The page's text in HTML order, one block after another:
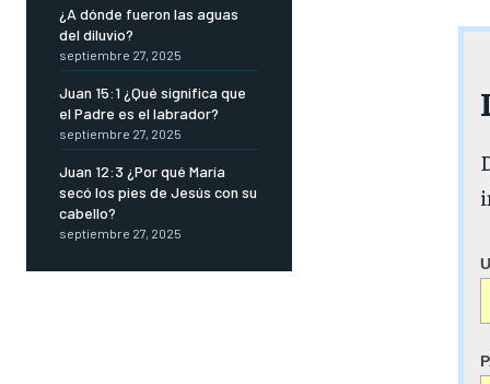
¿A dónde fueron las aguas
del diluvio?
septiembre 27, 2025
Juan 15:1 ¿Qué significa que
el Padre es el labrador?
septiembre 27, 2025
Juan 12:3 ¿Por qué María
secó los pies de Jesús con su
cabello?
septiembre 27, 2025